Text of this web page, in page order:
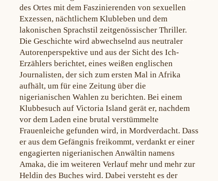
des Ortes mit dem Faszinierenden von sexuellen
Exzessen, nächtlichem Klubleben und dem
lakonischen Sprachstil zeitgenössischer Thriller.
Die Geschichte wird abwechselnd aus neutraler
Autorenperspektive und aus der Sicht des Ich-
Erzählers berichtet, eines weißen englischen
Journalisten, der sich zum ersten Mal in Afrika
aufhält, um für eine Zeitung über die
nigerianischen Wahlen zu berichten. Bei einem
Klubbesuch auf Victoria Island gerät er, nachdem
vor dem Laden eine brutal verstümmelte
Frauenleiche gefunden wird, in Mordverdacht. Dass
er aus dem Gefängnis freikommt, verdankt er einer
engagierten nigerianischen Anwältin namens
Amaka, die im weiteren Verlauf mehr und mehr zur
Heldin des Buches wird. Dabei versteht es der